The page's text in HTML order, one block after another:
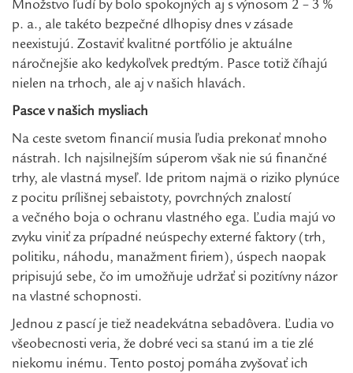
Množstvo ľudí by bolo spokojných aj s výnosom 2 – 3 %
p. a., ale takéto bezpečné dlhopisy dnes v zásade
neexistujú. Zostaviť kvalitné portfólio je aktuálne
náročnejšie ako kedykoľvek predtým. Pasce totiž číhajú
nielen na trhoch, ale aj v našich hlavách.
Pasce v našich mysliach
Na ceste svetom financií musia ľudia prekonať mnoho
nástrah. Ich najsilnejším súperom však nie sú finančné
trhy, ale vlastná myseľ. Ide pritom najmä o riziko plynúce
z pocitu prílišnej sebaistoty, povrchných znalostí
a večného boja o ochranu vlastného ega. Ľudia majú vo
zvyku viniť za prípadné neúspechy externé faktory (trh,
politiku, náhodu, manažment firiem), úspech naopak
pripisujú sebe, čo im umožňuje udržať si pozitívny názor
na vlastné schopnosti.
Jednou z pascí je tiež neadekvátna sebadôvera. Ľudia vo
všeobecnosti veria, že dobré veci sa stanú im a tie zlé
niekomu inému. Tento postoj pomáha zvyšovať ich